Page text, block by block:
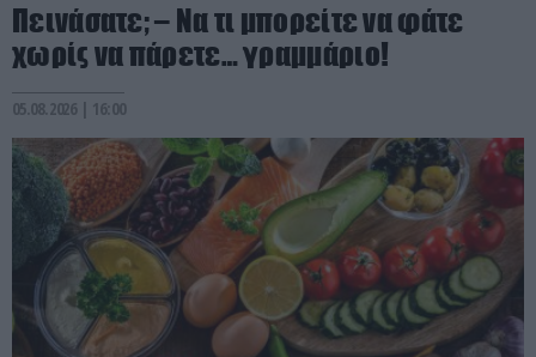
Πεινάσατε; – Να τι μπορείτε να φάτε
χωρίς να πάρετε… γραμμάριο!
05.08.2026 | 16:00